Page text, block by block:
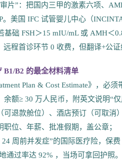
片”：把国内三甲的激素六项、
。美国 IFC 试管婴儿中心（
础 FSH＞15 mIU/mL 或 AMH＜
程首诊环节 0 收费，但翻译+公证
B2 的最全材料清单
Plan & Cost Estimate》，必须
额≥ 30 万人民币，附英文说明“仅
退款舱位）、酒店预订（可取消
位、年薪、批准假期，盖公章；
周前并发症”的国际医疗险，保费
通过率达 92% ，当场可拿回护照。